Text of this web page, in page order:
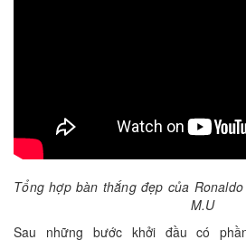
Tổng hợp bàn thắng đẹp của
M.U
Sau những bước khởi đầu có